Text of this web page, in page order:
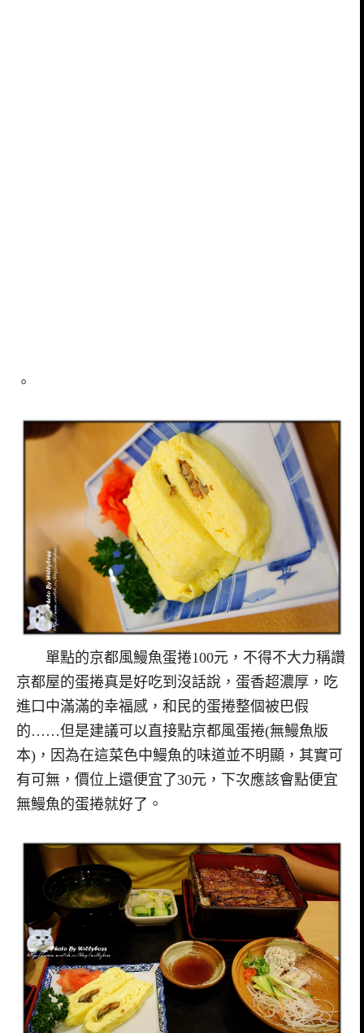
。
單點的京都風鰻魚蛋捲100元，不得不大力稱讚
京都屋的蛋捲真是好吃到沒話說，蛋香超濃厚，吃
進口中滿滿的幸福感，和民的蛋捲整個被巴假
的……但是建議可以直接點京都風蛋捲(無鰻魚版
本)，因為在這菜色中鰻魚的味道並不明顯，其實可
有可無，價位上還便宜了30元，下次應該會點便宜
無鰻魚的蛋捲就好了。